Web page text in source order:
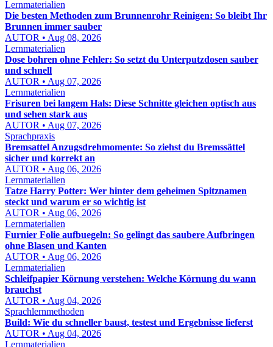
Lernmaterialien
Die besten Methoden zum Brunnenrohr Reinigen: So bleibt Ihr
Brunnen immer sauber
AUTOR • Aug 08, 2026
Lernmaterialien
Dose bohren ohne Fehler: So setzt du Unterputzdosen sauber
und schnell
AUTOR • Aug 07, 2026
Lernmaterialien
Frisuren bei langem Hals: Diese Schnitte gleichen optisch aus
und sehen stark aus
AUTOR • Aug 07, 2026
Sprachpraxis
Bremsattel Anzugsdrehmomente: So ziehst du Bremssättel
sicher und korrekt an
AUTOR • Aug 06, 2026
Lernmaterialien
Tatze Harry Potter: Wer hinter dem geheimen Spitznamen
steckt und warum er so wichtig ist
AUTOR • Aug 06, 2026
Lernmaterialien
Furnier Folie aufbuegeln: So gelingt das saubere Aufbringen
ohne Blasen und Kanten
AUTOR • Aug 06, 2026
Lernmaterialien
Schleifpapier Körnung verstehen: Welche Körnung du wann
brauchst
AUTOR • Aug 04, 2026
Sprachlernmethoden
Build: Wie du schneller baust, testest und Ergebnisse lieferst
AUTOR • Aug 04, 2026
Lernmaterialien